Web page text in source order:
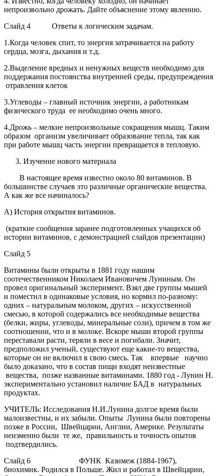
непроизвольно дрожать. Дайте объяснение этому явлению.
Слайд 4 Ответы к логическим задачам.
1.Когда человек спит, то энергия затрачивается на работу
сердца, мозга, дыхания и т.д.
2.Выделение вредных и ненужных веществ необходимо для
поддержания постоянства внутренней среды, предупреждения
отравления клеток
3.Углеводы – главный источник энергии, а работникам
физического труда ее необходимо очень много.
4.Дрожь – мелкие непроизвольные сокращения мышц. Таким
образом организм увеличивает образование тепла, так как
при работе мышц часть энергии превращается в тепловую.
Изучение нового материала
В настоящее время известно около 80 витаминов. В
большинстве случаев это различные органические вещества.
А как же все начиналось?
А) История открытия витаминов.
(краткие сообщения заранее подготовленных учащихся об
истории витаминов, с демонстрацией слайдов презентации)
Слайд 5
Витамины были открыты в 1881 году нашим
соотечественником Николаем Ивановичем Луниным. Он
провел оригинальный эксперимент. Взял две группы мышей
и поместил в одинаковые условия, но кормил по-разному:
одних – натуральным молоком, других – искусственной
смесью, в которой содержались все необходимые вещества
(белки, жиры, углеводы, минеральные соли), причем в том же
соотношении, что и в молоке. Вскоре мыши второй группы
переставали расти, теряли в весе и погибали. Значит,
предположил ученый, существуют еще какие-то вещества,
которые он не включил в свою смесь. Так впервые научно
было доказано, что в состав пищи входят неизвестные
вещества, позже названные витаминами. 1880 год - Лунин Н.
экспериментально установил наличие БАД в натуральных
продуктах.
УЧИТЕЛЬ: Исследования Н.И.Лунина долгое время были
малоизвестны, и их забыли. Опыты Лунина были повторены
позже в России, Швейцарии, Англии, Америке. Результаты
неизменно были те же, правильность и точность опытов
подтвердились.
Слайд 6 ФУНК Казимеж (1884-1967),
биохимик. Родился в Польше. Жил и работал в Швейцарии,